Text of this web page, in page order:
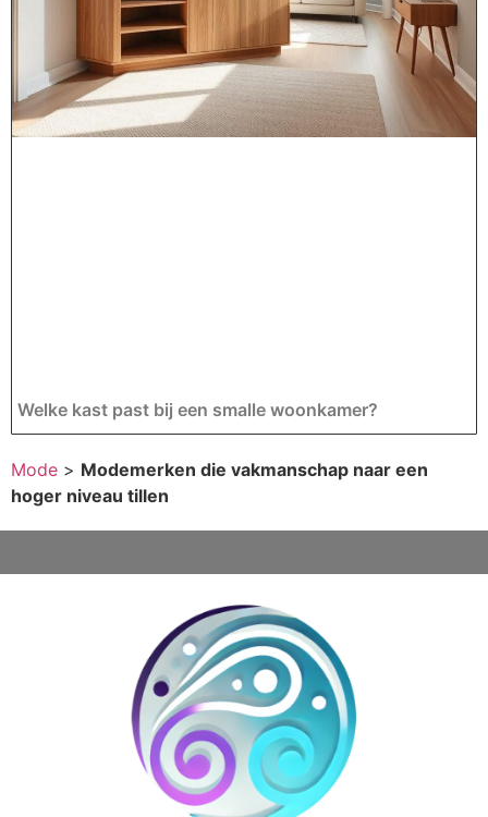
Welke kast past bij een smalle woonkamer?
Mode > Modemerken die vakmanschap naar een
hoger niveau tillen